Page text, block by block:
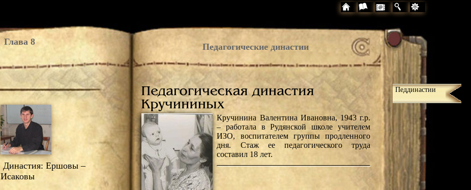
Глава 8
Династия: Ершовы –
Исаковы
Педагогические династии
Кручинина Валентина Ивановна, 1943 г.р.
– работала в Рудянской школе учителем
ИЗО, воспитателем группы продленного
дня. Стаж ее педагогического труда
составил 18 лет.
Педдинастии